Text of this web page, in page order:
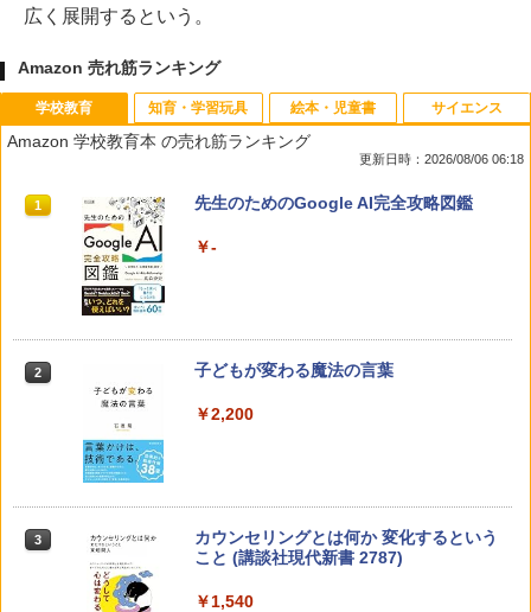
広く展開するという。
Amazon 売れ筋ランキング
学校教育
Amazon 学校教育本 の売れ筋ランキング
更新日時：2026/08/06 06:18
1 先生のためのGoogle AI完全攻略図鑑
￥-
2 子どもが変わる魔法の言葉
￥2,200
3
カウンセリングとは何か 変化するという
こと (講談社現代新書 2787)
￥1,540
知育・学習玩具 絵本・児童書 サイエンス